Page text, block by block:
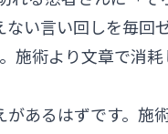
い言い回しを毎回
施術より文章で消耗
あるはずです。施